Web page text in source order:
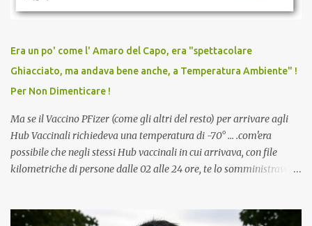
persona cattiva. Non avevamo mai visto un vaccino che minacci le
vaccino usato per minacciare i mezzi di sussistenza, il lavoro o la
scuola. Non avevamo mai visto un vaccino che permettesse a un
dodicenne di ignorare il consenso dei genitori. Dopo tutti i vaccini
che abbiamo elencato sopra...
Era un po' come l' Amaro del Capo, era "spettacolare
Ghiacciato, ma andava bene anche, a Temperatura Ambiente" !
Per Non Dimenticare !
Ma se il Vaccino PFizer (come gli altri del resto) per arrivare agli
Hub Vaccinali richiedeva una temperatura di -70° ... .com'era
possibile che negli stessi Hub vaccinali in cui arrivava, con file
kilometriche di persone dalle 02 alle 24 ore, te lo somministravano
Vaccino come: l' Amaro del Capo, era "spettacolare Ghiacciato, ma